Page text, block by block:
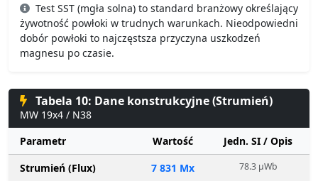
Test SST (mgła solna) to standard branżowy określający
żywotność powłoki w trudnych warunkach. Nieodpowiedni
dobór powłoki to najczęstsza przyczyna uszkodzeń
magnesu po czasie.
Tabela 10: Dane konstrukcyjne (Strumień)
MW 19x4 / N38
Parametr
Wartość
Jedn. SI / Opis
Strumień (Flux)
7 831 Mx 78.3 µWb